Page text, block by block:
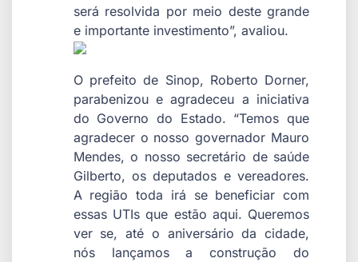
será resolvida por meio deste grande
e importante investimento”, avaliou.
O prefeito de Sinop, Roberto Dorner,
parabenizou e agradeceu a iniciativa
do Governo do Estado. “Temos que
agradecer o nosso governador Mauro
Mendes, o nosso secretário de saúde
Gilberto, os deputados e vereadores.
A região toda irá se beneficiar com
essas UTIs que estão aqui. Queremos
ver se, até o aniversário da cidade,
nós lançamos a construção do